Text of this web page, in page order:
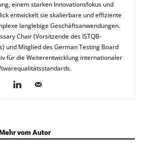
einem starken Innovationsfokus und
entwickelt sie skalierbare und effiziente
langlebige Geschäftsanwendungen.
Chair (Vorsitzende des ISTQB-
und Mitglied des German Testing Board
für die Weiterentwicklung internationaler
vom Autor